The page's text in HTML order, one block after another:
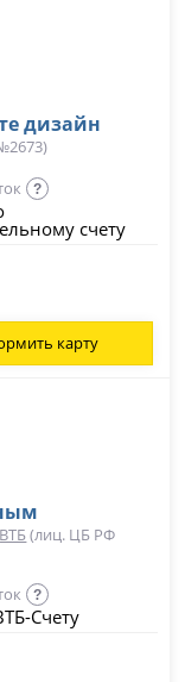
дизайн
?
счету
карту
ВТБ(лиц. ЦБ РФ
?
Счету